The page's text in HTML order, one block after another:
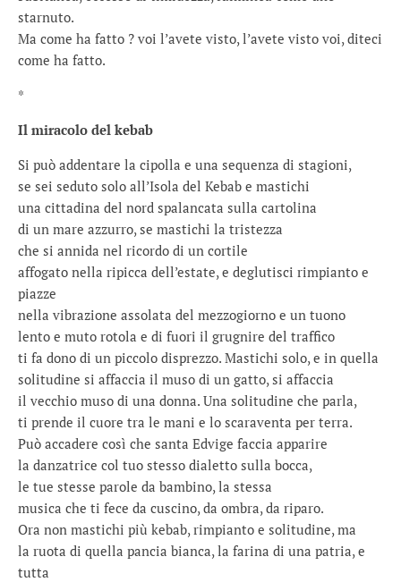
starnuto.
Ma come ha fatto ? voi l’avete visto, l’avete visto voi, diteci
come ha fatto.
*
Il miracolo del kebab
Si può addentare la cipolla e una sequenza di stagioni,
se sei seduto solo all’Isola del Kebab e mastichi
una cittadina del nord spalancata sulla cartolina
di un mare azzurro, se mastichi la tristezza
che si annida nel ricordo di un cortile
affogato nella ripicca dell’estate, e deglutisci rimpianto e
piazze
nella vibrazione assolata del mezzogiorno e un tuono
lento e muto rotola e di fuori il grugnire del traffico
ti fa dono di un piccolo disprezzo. Mastichi solo, e in quella
solitudine si affaccia il muso di un gatto, si affaccia
il vecchio muso di una donna. Una solitudine che parla,
ti prende il cuore tra le mani e lo scaraventa per terra.
Può accadere così che santa Edvige faccia apparire
la danzatrice col tuo stesso dialetto sulla bocca,
le tue stesse parole da bambino, la stessa
musica che ti fece da cuscino, da ombra, da riparo.
Ora non mastichi più kebab, rimpianto e solitudine, ma
la ruota di quella pancia bianca, la farina di una patria, e
tutta